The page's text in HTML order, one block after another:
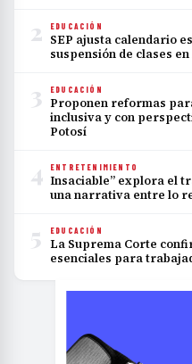
2 EDUCACIÓN
SEP ajusta calendario
suspensión de clases
3 EDUCACIÓN
Proponen reformas
inclusiva y con
Potosí
4 ENTRETENIMIENTO
Insaciable” explora el
una narrativa entre lo
5 EDUCACIÓN
La Suprema Corte
esenciales para